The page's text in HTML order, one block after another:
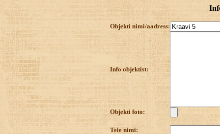
Objekti nimi/aadress:
Info objektist:
Objekti foto:
Teie nimi: